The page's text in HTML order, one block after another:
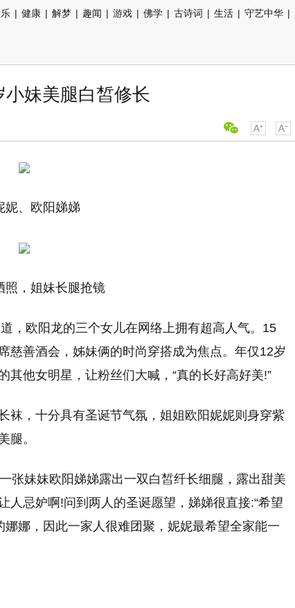
| 健康 | 解梦 | 趣闻 | 游戏 | 佛学 | 古诗词 | 生活 | 守艺中华 |
小妹美腿白皙修长
妮、欧阳娣娣
照，姐妹长腿抢镜
，欧阳龙的三个女儿在网络上拥有超高人气。15
慈善酒会，姊妹俩的时尚穿搭成为焦点。年仅12岁
他女明星，让粉丝们大喊，“真的长好高好美!”
袜，十分具有圣诞节气氛，姐姐欧阳妮妮则身穿紫
腿。
张妹妹欧阳娣娣露出一双白皙纤长细腿，露出甜美
人忌妒啊!问到两人的圣诞愿望，娣娣很直接:“希望
娜，因此一家人很难团聚，妮妮最希望全家能一